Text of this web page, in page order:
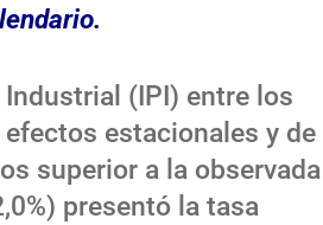
(IPI) entre los
estacionales y de
superior a la observada
presentó la tasa